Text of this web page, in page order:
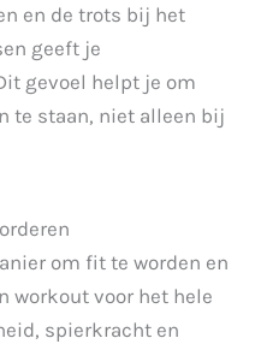
en de trots bij het
geeft je
gevoel helpt je om
te staan, niet alleen bij
om fit te worden en
workout voor het hele
spierkracht en